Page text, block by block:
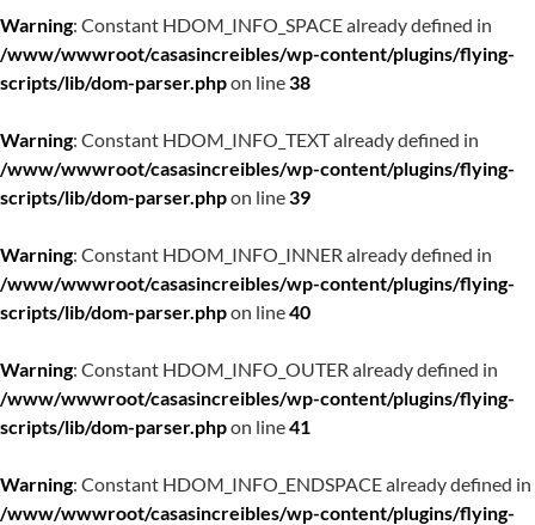
Warning: Constant HDOM_INFO_SPACE already defined in
/www/wwwroot/casasincreibles/wp-content/plugins/flying-
scripts/lib/dom-parser.phpon line38
Warning: Constant HDOM_INFO_TEXT already defined in
/www/wwwroot/casasincreibles/wp-content/plugins/flying-
scripts/lib/dom-parser.phpon line39
Warning: Constant HDOM_INFO_INNER already defined in
/www/wwwroot/casasincreibles/wp-content/plugins/flying-
scripts/lib/dom-parser.phpon line40
Warning: Constant HDOM_INFO_OUTER already defined in
/www/wwwroot/casasincreibles/wp-content/plugins/flying-
scripts/lib/dom-parser.phpon line41
Warning: Constant HDOM_INFO_ENDSPACE already defined in
/www/wwwroot/casasincreibles/wp-content/plugins/flying-